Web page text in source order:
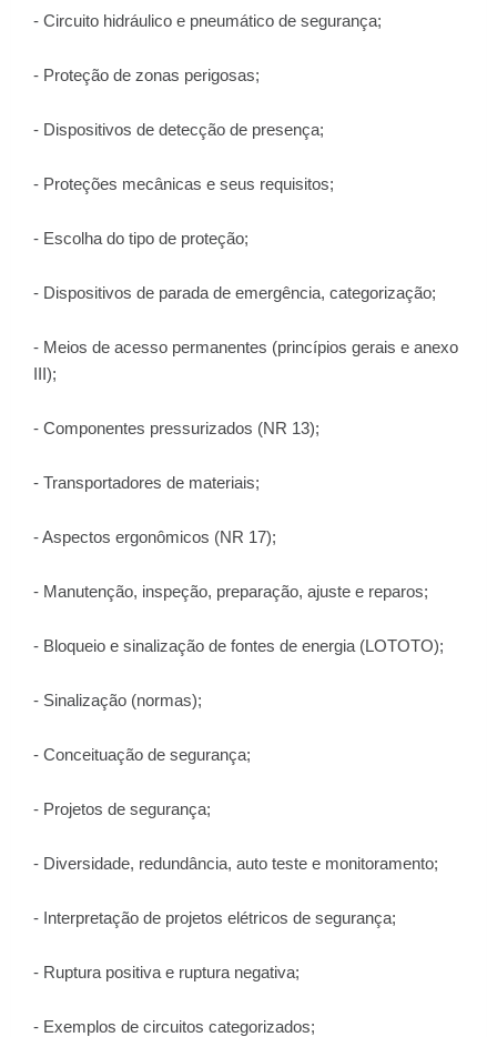
- Circuito hidráulico e pneumático de segurança;
- Proteção de zonas perigosas;
- Dispositivos de detecção de presença;
- Proteções mecânicas e seus requisitos;
- Escolha do tipo de proteção;
- Dispositivos de parada de emergência, categorização;
- Meios de acesso permanentes (princípios gerais e anexo
III);
- Componentes pressurizados (NR 13);
- Transportadores de materiais;
- Aspectos ergonômicos (NR 17);
- Manutenção, inspeção, preparação, ajuste e reparos;
- Bloqueio e sinalização de fontes de energia (LOTOTO);
- Sinalização (normas);
- Conceituação de segurança;
- Projetos de segurança;
- Diversidade, redundância, auto teste e monitoramento;
- Interpretação de projetos elétricos de segurança;
- Ruptura positiva e ruptura negativa;
- Exemplos de circuitos categorizados;